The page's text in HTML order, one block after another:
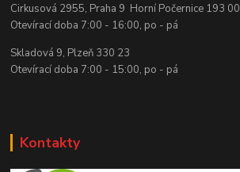
Cirkusová 2955, Praha 9 Horní Počernice 193 00
Otevírací doba 7:00 - 16:00, po - pá
Skladová 9, Plzeň 330 23
Otevírací doba 7:00 - 15:00, po - pá
Kontakty